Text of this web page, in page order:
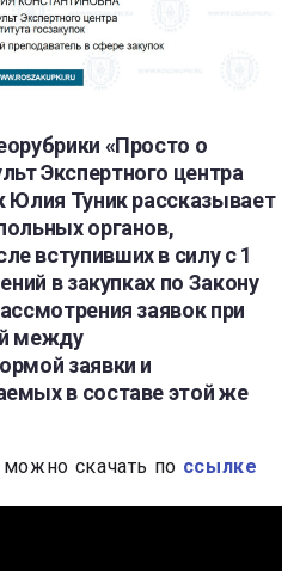
«Просто о
Экспертного центра
Юлия Туник рассказывает
органов,
вступивших в силу с 1
в закупках по Закону
заявок при
между
заявки и
в составе этой же
скачать по ссылке